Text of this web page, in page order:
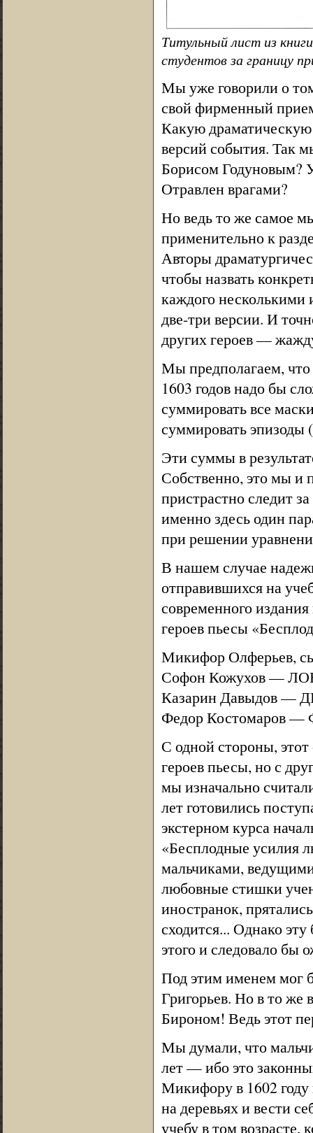
Титульный лист из
студентов за границу
Мы уже говорили о
свой фирменный
Какую
версий события. Так
Борисом Годуновым?
Отравлен врагами?
Но ведь то же самое
применительно к
Авторы
чтобы назвать
каждого несколькими
две-три версии. И
других героев —
Мы предполагаем,
1603 годов надо бы
суммировать все
суммировать
Эти суммы в
Собственно, это мы и
пристрастно следит
именно здесь один
при решении
В нашем случае
отправившихся на
современного
героев пьесы
Микифор Олферьев,
Софон Кожухов —
Казарин Давыдов
Федор Костомаров
С одной стороны, этот
героев пьесы, но с
мы изначально
лет готовились
экстерном курса
«Бесплодные усилия
мальчиками,
любовные стишки
иностранок,
сходится... Однако
этого и следовало бы
Под этим именем мог
Григорьев. Но в то же
Бироном! Ведь этот
Мы думали, что
лет — ибо это
Микифору в 1602 году
на деревьях и вести
учебу в том возрасте,